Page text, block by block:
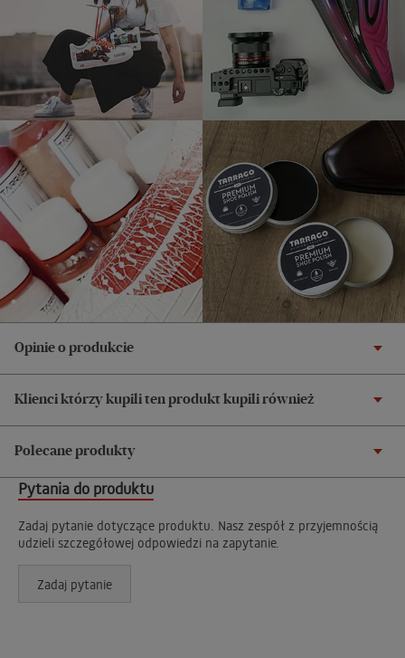
Opinie o produkcie
Klienci którzy kupili ten produkt kupili również
Polecane produkty
Pytania do produktu
Zadaj pytanie dotyczące produktu. Nasz zespół z przyjemnością
udzieli szczegółowej odpowiedzi na zapytanie.
Zadaj pytanie